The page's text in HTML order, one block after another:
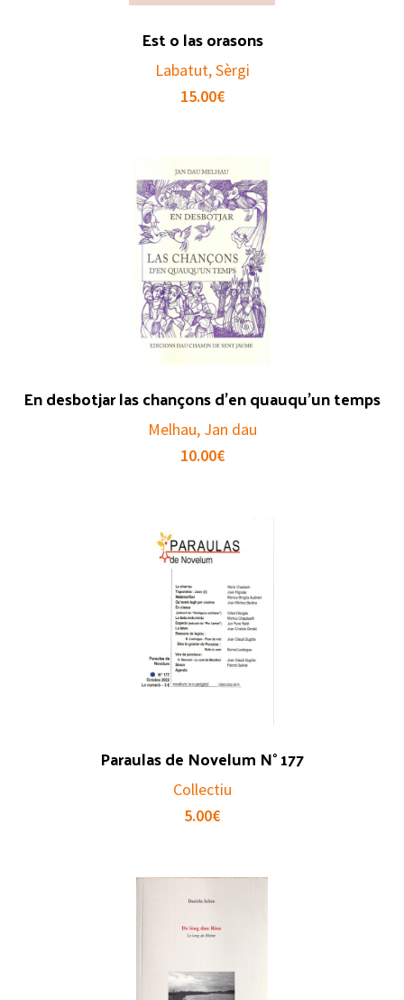
Est o las orasons
Labatut, Sèrgi
15.00€
En desbotjar las chançons d’en quauqu’un temps
Melhau, Jan dau
10.00€
Paraulas de Novelum N° 177
Collectiu
5.00€